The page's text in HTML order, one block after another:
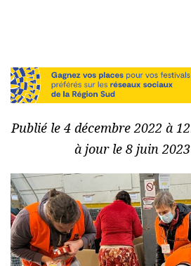
Publié le 4 décembre 2022 à
à jour le 8 juin